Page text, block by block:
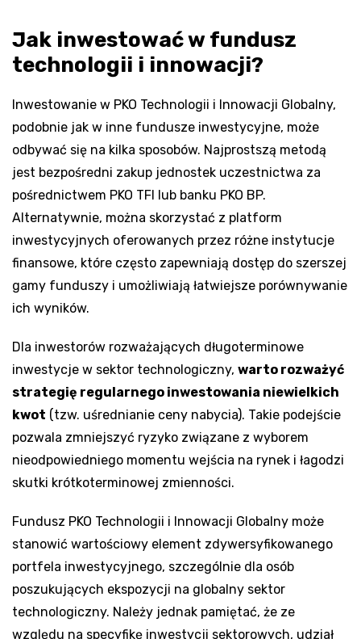
Jak inwestować w fundusz
technologii i innowacji?
Inwestowanie w PKO Technologii i Innowacji Globalny,
podobnie jak w inne fundusze inwestycyjne, może
odbywać się na kilka sposobów. Najprostszą metodą
jest bezpośredni zakup jednostek uczestnictwa za
pośrednictwem PKO TFI lub banku PKO BP.
Alternatywnie, można skorzystać z platform
inwestycyjnych oferowanych przez różne instytucje
finansowe, które często zapewniają dostęp do szerszej
gamy funduszy i umożliwiają łatwiejsze porównywanie
ich wyników.
Dla inwestorów rozważających długoterminowe
inwestycje w sektor technologiczny, warto rozważyć
strategię regularnego inwestowania niewielkich
kwot (tzw. uśrednianie ceny nabycia). Takie podejście
pozwala zmniejszyć ryzyko związane z wyborem
nieodpowiedniego momentu wejścia na rynek i łagodzi
skutki krótkoterminowej zmienności.
Fundusz PKO Technologii i Innowacji Globalny może
stanowić wartościowy element zdywersyfikowanego
portfela inwestycyjnego, szczególnie dla osób
poszukujących ekspozycji na globalny sektor
technologiczny. Należy jednak pamiętać, że ze
względu na specyfikę inwestycji sektorowych, udział